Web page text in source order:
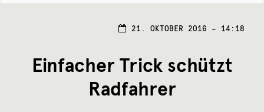
21. OKTOBER 2016 – 14:18
Einfacher Trick schützt
Radfahrer